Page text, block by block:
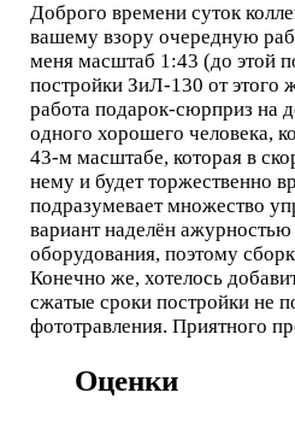
Доброго времени суток
вашему взору очередную
меня масштаб 1:43 (до этой
постройки ЗиЛ-130 от этого
работа подарок-сюрприз на
одного хорошего человека,
43-м масштабе, которая в
нему и будет торжественно
подразумевает множество
вариант наделён
оборудования, поэтому
Конечно же, хотелось
сжатые сроки постройки не
фототравления. Приятного
Оценки